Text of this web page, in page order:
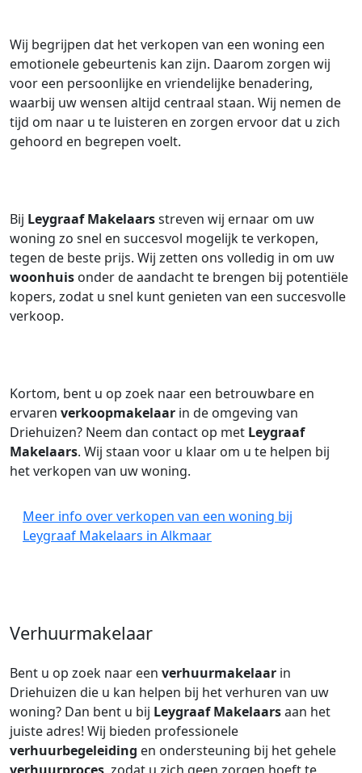
Wij begrijpen dat het verkopen van een woning een
emotionele gebeurtenis kan zijn. Daarom zorgen wij
voor een persoonlijke en vriendelijke benadering,
waarbij uw wensen altijd centraal staan. Wij nemen de
tijd om naar u te luisteren en zorgen ervoor dat u zich
gehoord en begrepen voelt.
Bij Leygraaf Makelaarsstreven wij ernaar om uw
woning zo snel en succesvol mogelijk te verkopen,
tegen de beste prijs. Wij zetten ons volledig in om uw
woonhuis onder de aandacht te brengen bij potentiële
kopers, zodat u snel kunt genieten van een succesvolle
verkoop.
Kortom, bent u op zoek naar een betrouwbare en
ervaren verkoopmakelaar in de omgeving van
Driehuizen? Neem dan contact op met Leygraaf
Makelaars. Wij staan voor u klaar om u te helpen bij
het verkopen van uw woning.
Meer info over verkopen van een woning bij
Leygraaf Makelaars in Alkmaar
Verhuurmakelaar
Bent u op zoek naar een verhuurmakelaar in
Driehuizen die u kan helpen bij het verhuren van uw
woning? Dan bent u bij Leygraaf Makelaarsaan het
juiste adres! Wij bieden professionele
verhuurbegeleiding en ondersteuning bij het gehele